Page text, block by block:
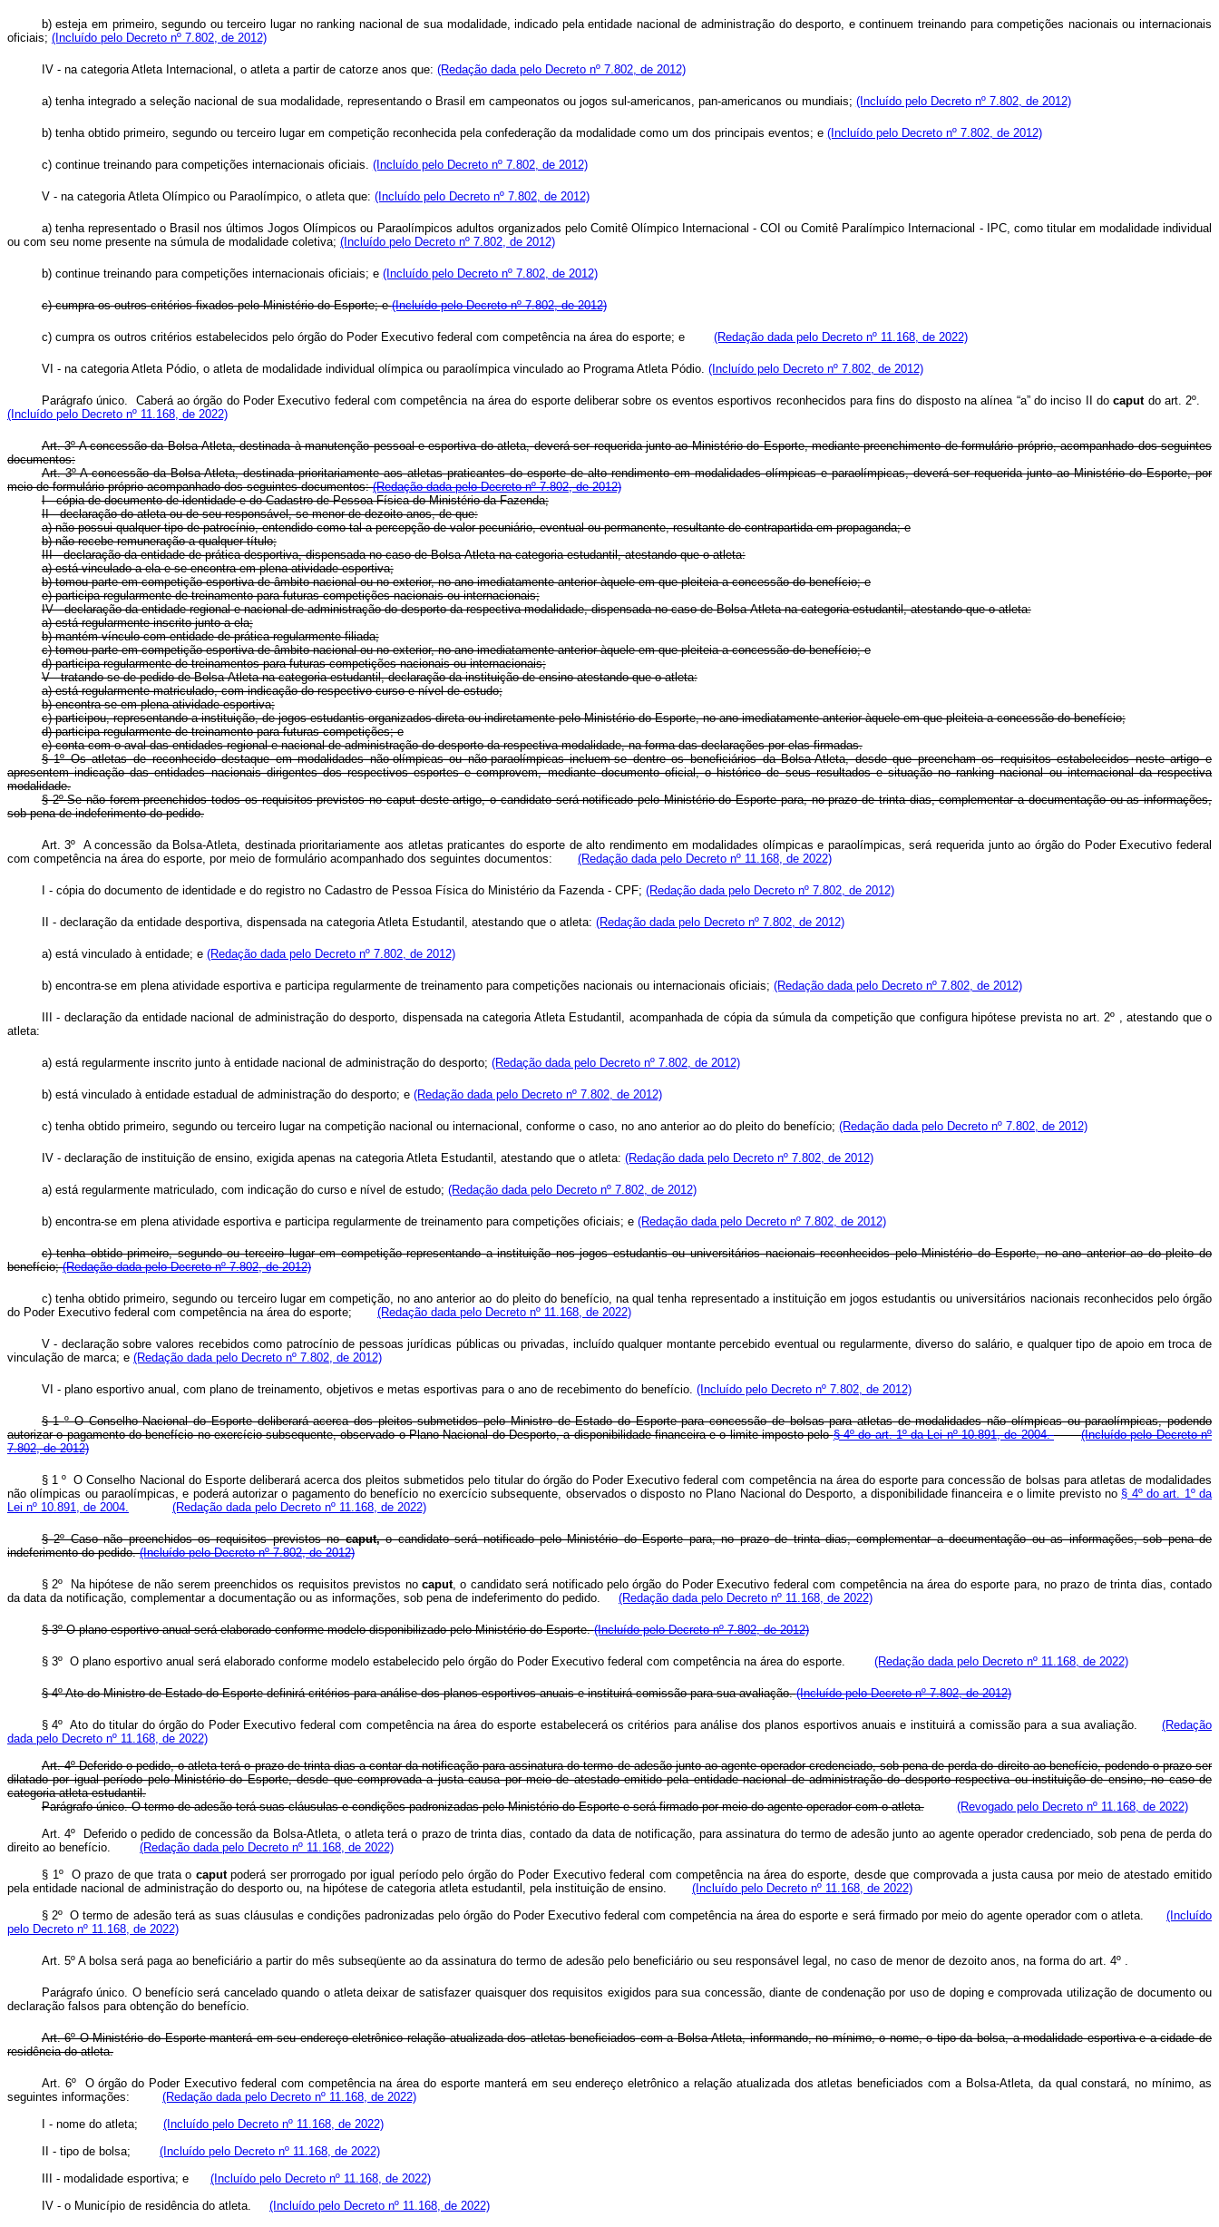
b) esteja em primeiro, segundo ou terceiro lugar no ranking nacional de sua modalidade, indicado pela entidade nacional de administração do desporto, e continuem treinando para competições nacionais ou internacionais
oficiais; (Incluído pelo Decreto nº 7.802, de 2012)
IV - na categoria Atleta Internacional, o atleta a partir de catorze anos que: (Redação dada pelo Decreto nº 7.802, de 2012)
a) tenha integrado a seleção nacional de sua modalidade, representando o Brasil em campeonatos ou jogos sul-americanos, pan-americanos ou mundiais; (Incluído pelo Decreto nº 7.802, de 2012)
b) tenha obtido primeiro, segundo ou terceiro lugar em competição reconhecida pela confederação da modalidade como um dos principais eventos; e (Incluído pelo Decreto nº 7.802, de 2012)
c) continue treinando para competições internacionais oficiais. (Incluído pelo Decreto nº 7.802, de 2012)
V - na categoria Atleta Olímpico ou Paraolímpico, o atleta que: (Incluído pelo Decreto nº 7.802, de 2012)
a) tenha representado o Brasil nos últimos Jogos Olímpicos ou Paraolímpicos adultos organizados pelo Comitê Olímpico Internacional - COI ou Comitê Paralímpico Internacional - IPC, como titular em modalidade individual
ou com seu nome presente na súmula de modalidade coletiva; (Incluído pelo Decreto nº 7.802, de 2012)
b) continue treinando para competições internacionais oficiais; e (Incluído pelo Decreto nº 7.802, de 2012)
c) cumpra os outros critérios fixados pelo Ministério do Esporte; e(Incluído pelo Decreto nº 7.802, de 2012)
c) cumpra os outros critérios estabelecidos pelo órgão do Poder Executivo federal com competência na área do esporte; e (Redação dada pelo Decreto nº 11.168, de 2022)
VI - na categoria Atleta Pódio, o atleta de modalidade individual olímpica ou paraolímpica vinculado ao Programa Atleta Pódio. (Incluído pelo Decreto nº 7.802, de 2012)
Parágrafo único. Caberá ao órgão do Poder Executivo federal com competência na área do esporte deliberar sobre os eventos esportivos reconhecidos para fins do disposto na alínea “a” do inciso II docaputdo art. 2º.
(Incluído pelo Decreto nº 11.168, de 2022)
Art. 3º A concessão da Bolsa-Atleta, destinada à manutenção pessoal e esportiva do atleta, deverá ser requerida junto ao Ministério do Esporte, mediante preenchimento de formulário próprio, acompanhado dos seguintes
documentos:
Art. 3º A concessão da Bolsa-Atleta, destinada prioritariamente aos atletas praticantes do esporte de alto rendimento em modalidades olímpicas e paraolímpicas, deverá ser requerida junto ao Ministério do Esporte, por
meio de formulário próprio acompanhado dos seguintes documentos:(Redação dada pelo Decreto nº 7.802, de 2012)
I - cópia de documento de identidade e do Cadastro de Pessoa Física do Ministério da Fazenda;
II - declaração do atleta ou de seu responsável, se menor de dezoito anos, de que:
a) não possui qualquer tipo de patrocínio, entendido como tal a percepção de valor pecuniário, eventual ou permanente, resultante de contrapartida em propaganda; e
b) não recebe remuneração a qualquer título;
III - declaração da entidade de prática desportiva, dispensada no caso de Bolsa-Atleta na categoria estudantil, atestando que o atleta:
a) está vinculado a ela e se encontra em plena atividade esportiva;
b) tomou parte em competição esportiva de âmbito nacional ou no exterior, no ano imediatamente anterior àquele em que pleiteia a concessão do benefício; e
e) participa regularmente de treinamento para futuras competições nacionais ou internacionais;
IV - declaração da entidade regional e nacional de administração do desporto da respectiva modalidade, dispensada no caso de Bolsa-Atleta na categoria estudantil, atestando que o atleta:
a) está regularmente inscrito junto a ela;
b) mantém vínculo com entidade de prática regularmente filiada;
c) tomou parte em competição esportiva de âmbito nacional ou no exterior, no ano imediatamente anterior àquele em que pleiteia a concessão do benefício; e
d) participa regularmente de treinamentos para futuras competições nacionais ou internacionais;
V - tratando-se de pedido de Bolsa-Atleta na categoria estudantil, declaração da instituição de ensino atestando que o atleta:
a) está regularmente matriculado, com indicação do respectivo curso e nível de estudo;
b) encontra-se em plena atividade esportiva;
c) participou, representando a instituição, de jogos estudantis organizados direta ou indiretamente pelo Ministério do Esporte, no ano imediatamente anterior àquele em que pleiteia a concessão do benefício;
d) participa regularmente de treinamento para futuras competições; e
e) conta com o aval das entidades regional e nacional de administração do desporto da respectiva modalidade, na forma das declarações por elas firmadas.
§ 1º Os atletas de reconhecido destaque em modalidades não-olímpicas ou não-paraolímpicas incluem-se dentre os beneficiários da Bolsa-Atleta, desde que preencham os requisitos estabelecidos neste artigo e
apresentem indicação das entidades nacionais dirigentes dos respectivos esportes e comprovem, mediante documento oficial, o histórico de seus resultados e situação no ranking nacional ou internacional da respectiva
modalidade.
§ 2º Se não forem preenchidos todos os requisitos previstos no caput deste artigo, o candidato será notificado pelo Ministério do Esporte para, no prazo de trinta dias, complementar a documentação ou as informações,
sob pena de indeferimento do pedido.
Art. 3º A concessão da Bolsa-Atleta, destinada prioritariamente aos atletas praticantes do esporte de alto rendimento em modalidades olímpicas e paraolímpicas, será requerida junto ao órgão do Poder Executivo federal
com competência na área do esporte, por meio de formulário acompanhado dos seguintes documentos: (Redação dada pelo Decreto nº 11.168, de 2022)
I - cópia do documento de identidade e do registro no Cadastro de Pessoa Física do Ministério da Fazenda - CPF; (Redação dada pelo Decreto nº 7.802, de 2012)
II - declaração da entidade desportiva, dispensada na categoria Atleta Estudantil, atestando que o atleta: (Redação dada pelo Decreto nº 7.802, de 2012)
a) está vinculado à entidade; e (Redação dada pelo Decreto nº 7.802, de 2012)
b) encontra-se em plena atividade esportiva e participa regularmente de treinamento para competições nacionais ou internacionais oficiais; (Redação dada pelo Decreto nº 7.802, de 2012)
III - declaração da entidade nacional de administração do desporto, dispensada na categoria Atleta Estudantil, acompanhada de cópia da súmula da competição que configura hipótese prevista no art. 2º , atestando que o
atleta:
a) está regularmente inscrito junto à entidade nacional de administração do desporto; (Redação dada pelo Decreto nº 7.802, de 2012)
b) está vinculado à entidade estadual de administração do desporto; e (Redação dada pelo Decreto nº 7.802, de 2012)
c) tenha obtido primeiro, segundo ou terceiro lugar na competição nacional ou internacional, conforme o caso, no ano anterior ao do pleito do benefício; (Redação dada pelo Decreto nº 7.802, de 2012)
IV - declaração de instituição de ensino, exigida apenas na categoria Atleta Estudantil, atestando que o atleta: (Redação dada pelo Decreto nº 7.802, de 2012)
a) está regularmente matriculado, com indicação do curso e nível de estudo; (Redação dada pelo Decreto nº 7.802, de 2012)
b) encontra-se em plena atividade esportiva e participa regularmente de treinamento para competições oficiais; e (Redação dada pelo Decreto nº 7.802, de 2012)
c) tenha obtido primeiro, segundo ou terceiro lugar em competição representando a instituição nos jogos estudantis ou universitários nacionais reconhecidos pelo Ministério do Esporte, no ano anterior ao do pleito do
benefício;(Redação dada pelo Decreto nº 7.802, de 2012)
c) tenha obtido primeiro, segundo ou terceiro lugar em competição, no ano anterior ao do pleito do benefício, na qual tenha representado a instituição em jogos estudantis ou universitários nacionais reconhecidos pelo órgão
do Poder Executivo federal com competência na área do esporte; (Redação dada pelo Decreto nº 11.168, de 2022)
V - declaração sobre valores recebidos como patrocínio de pessoas jurídicas públicas ou privadas, incluído qualquer montante percebido eventual ou regularmente, diverso do salário, e qualquer tipo de apoio em troca de
vinculação de marca; e (Redação dada pelo Decreto nº 7.802, de 2012)
VI - plano esportivo anual, com plano de treinamento, objetivos e metas esportivas para o ano de recebimento do benefício. (Incluído pelo Decreto nº 7.802, de 2012)
§ 1ºO Conselho Nacional do Esporte deliberará acerca dos pleitos submetidos pelo Ministro de Estado do Esporte para concessão de bolsas para atletas de modalidades não olímpicas ou paraolímpicas, podendo
autorizar o pagamento do benefício no exercício subsequente, observado o Plano Nacional do Desporto, a disponibilidade financeira e o limite imposto pelo§ 4º do art. 1º da Lei nº 10.891, de 2004.
(Incluído pelo Decreto nº
7.802, de 2012)
§ 1 º O Conselho Nacional do Esporte deliberará acerca dos pleitos submetidos pelo titular do órgão do Poder Executivo federal com competência na área do esporte para concessão de bolsas para atletas de modalidades
não olímpicas ou paraolímpicas, e poderá autorizar o pagamento do benefício no exercício subsequente, observados o disposto no Plano Nacional do Desporto, a disponibilidade financeira e o limite previsto no § 4º do art. 1º da
Lei nº 10.891, de 2004.
(Redação dada pelo Decreto nº 11.168, de 2022)
§ 2º Caso não preenchidos os requisitos previstos nocaput,o candidato será notificado pelo Ministério do Esporte para, no prazo de trinta dias, complementar a documentação ou as informações, sob pena de
indeferimento do pedido.(Incluído pelo Decreto nº 7.802, de 2012)
§ 2º Na hipótese de não serem preenchidos os requisitos previstos no caput, o candidato será notificado pelo órgão do Poder Executivo federal com competência na área do esporte para, no prazo de trinta dias, contado
da data da notificação, complementar a documentação ou as informações, sob pena de indeferimento do pedido. (Redação dada pelo Decreto nº 11.168, de 2022)
§ 3º O plano esportivo anual será elaborado conforme modelo disponibilizado pelo Ministério do Esporte.(Incluído pelo Decreto nº 7.802, de 2012)
§ 3º O plano esportivo anual será elaborado conforme modelo estabelecido pelo órgão do Poder Executivo federal com competência na área do esporte. (Redação dada pelo Decreto nº 11.168, de 2022)
§ 4º Ato do Ministro de Estado do Esporte definirá critérios para análise dos planos esportivos anuais e instituirá comissão para sua avaliação.(Incluído pelo Decreto nº 7.802, de 2012)
§ 4º Ato do titular do órgão do Poder Executivo federal com competência na área do esporte estabelecerá os critérios para análise dos planos esportivos anuais e instituirá a comissão para a sua avaliação. (Redação
dada pelo Decreto nº 11.168, de 2022)
Art. 4º Deferido o pedido, o atleta terá o prazo de trinta dias a contar da notificação para assinatura do termo de adesão junto ao agente operador credenciado, sob pena de perda do direito ao benefício, podendo o prazo ser
dilatado por igual período pelo Ministério do Esporte, desde que comprovada a justa causa por meio de atestado emitido pela entidade nacional de administração do desporto respectiva ou instituição de ensino, no caso de
categoria atleta estudantil.
Parágrafo único. O termo de adesão terá suas cláusulas e condições padronizadas pelo Ministério do Esporte e será firmado por meio do agente operador com o atleta.
(Revogado pelo Decreto nº 11.168, de 2022)
Art. 4º Deferido o pedido de concessão da Bolsa-Atleta, o atleta terá o prazo de trinta dias, contado da data de notificação, para assinatura do termo de adesão junto ao agente operador credenciado, sob pena de perda do
direito ao benefício. (Redação dada pelo Decreto nº 11.168, de 2022)
§ 1º O prazo de que trata o caputpoderá ser prorrogado por igual período pelo órgão do Poder Executivo federal com competência na área do esporte, desde que comprovada a justa causa por meio de atestado emitido
pela entidade nacional de administração do desporto ou, na hipótese de categoria atleta estudantil, pela instituição de ensino. (Incluído pelo Decreto nº 11.168, de 2022)
§ 2º O termo de adesão terá as suas cláusulas e condições padronizadas pelo órgão do Poder Executivo federal com competência na área do esporte e será firmado por meio do agente operador com o atleta. (Incluído
pelo Decreto nº 11.168, de 2022)
Art. 5º A bolsa será paga ao beneficiário a partir do mês subseqüente ao da assinatura do termo de adesão pelo beneficiário ou seu responsável legal, no caso de menor de dezoito anos, na forma do art. 4º .
Parágrafo único. O benefício será cancelado quando o atleta deixar de satisfazer quaisquer dos requisitos exigidos para sua concessão, diante de condenação por uso de doping e comprovada utilização de documento ou
declaração falsos para obtenção do benefício.
Art. 6º O Ministério do Esporte manterá em seu endereço eletrônico relação atualizada dos atletas beneficiados com a Bolsa-Atleta, informando, no mínimo, o nome, o tipo da bolsa, a modalidade esportiva e a cidade de
residência do atleta.
Art. 6º O órgão do Poder Executivo federal com competência na área do esporte manterá em seu endereço eletrônico a relação atualizada dos atletas beneficiados com a Bolsa-Atleta, da qual constará, no mínimo, as
seguintes informações: (Redação dada pelo Decreto nº 11.168, de 2022)
I - nome do atleta; (Incluído pelo Decreto nº 11.168, de 2022)
II - tipo de bolsa; (Incluído pelo Decreto nº 11.168, de 2022)
III - modalidade esportiva; e (Incluído pelo Decreto nº 11.168, de 2022)
IV - o Município de residência do atleta. (Incluído pelo Decreto nº 11.168, de 2022)